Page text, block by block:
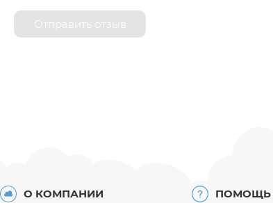
Отправить отзыв
О КОМПАНИИ
ПОМОЩЬ